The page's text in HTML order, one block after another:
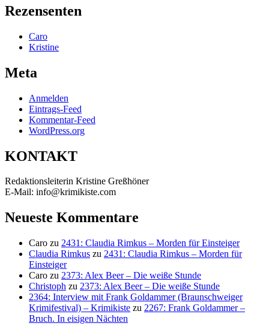
Rezensenten
Caro
Kristine
Meta
Anmelden
Eintrags-Feed
Kommentar-Feed
WordPress.org
KONTAKT
Redaktionsleiterin Kristine Greßhöner
E-Mail: info@krimikiste.com
Neueste Kommentare
Caro zu 2431: Claudia Rimkus – Morden für Einsteiger
Claudia Rimkus zu 2431: Claudia Rimkus – Morden für
Einsteiger
Caro zu 2373: Alex Beer – Die weiße Stunde
Christoph zu 2373: Alex Beer – Die weiße Stunde
2364: Interview mit Frank Goldammer (Braunschweiger
Krimifestival) – Krimikiste zu 2267: Frank Goldammer –
Bruch. In eisigen Nächten